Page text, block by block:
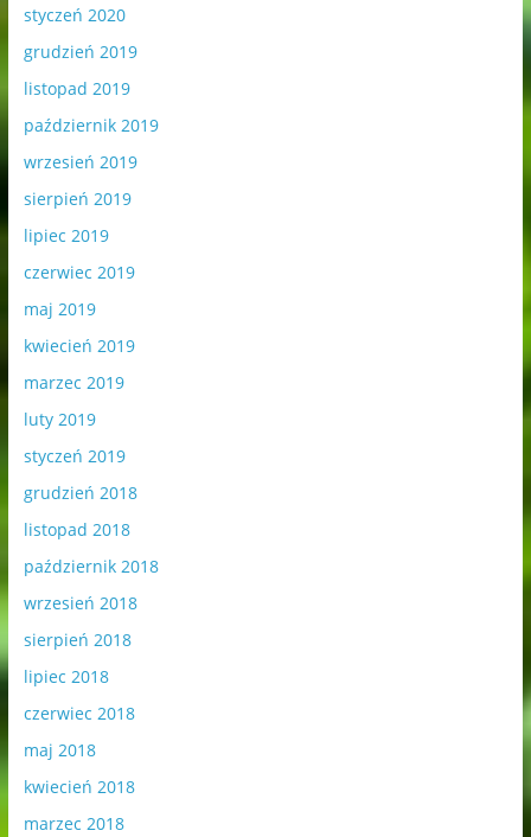
styczeń 2020
grudzień 2019
listopad 2019
październik 2019
wrzesień 2019
sierpień 2019
lipiec 2019
czerwiec 2019
maj 2019
kwiecień 2019
marzec 2019
luty 2019
styczeń 2019
grudzień 2018
listopad 2018
październik 2018
wrzesień 2018
sierpień 2018
lipiec 2018
czerwiec 2018
maj 2018
kwiecień 2018
marzec 2018